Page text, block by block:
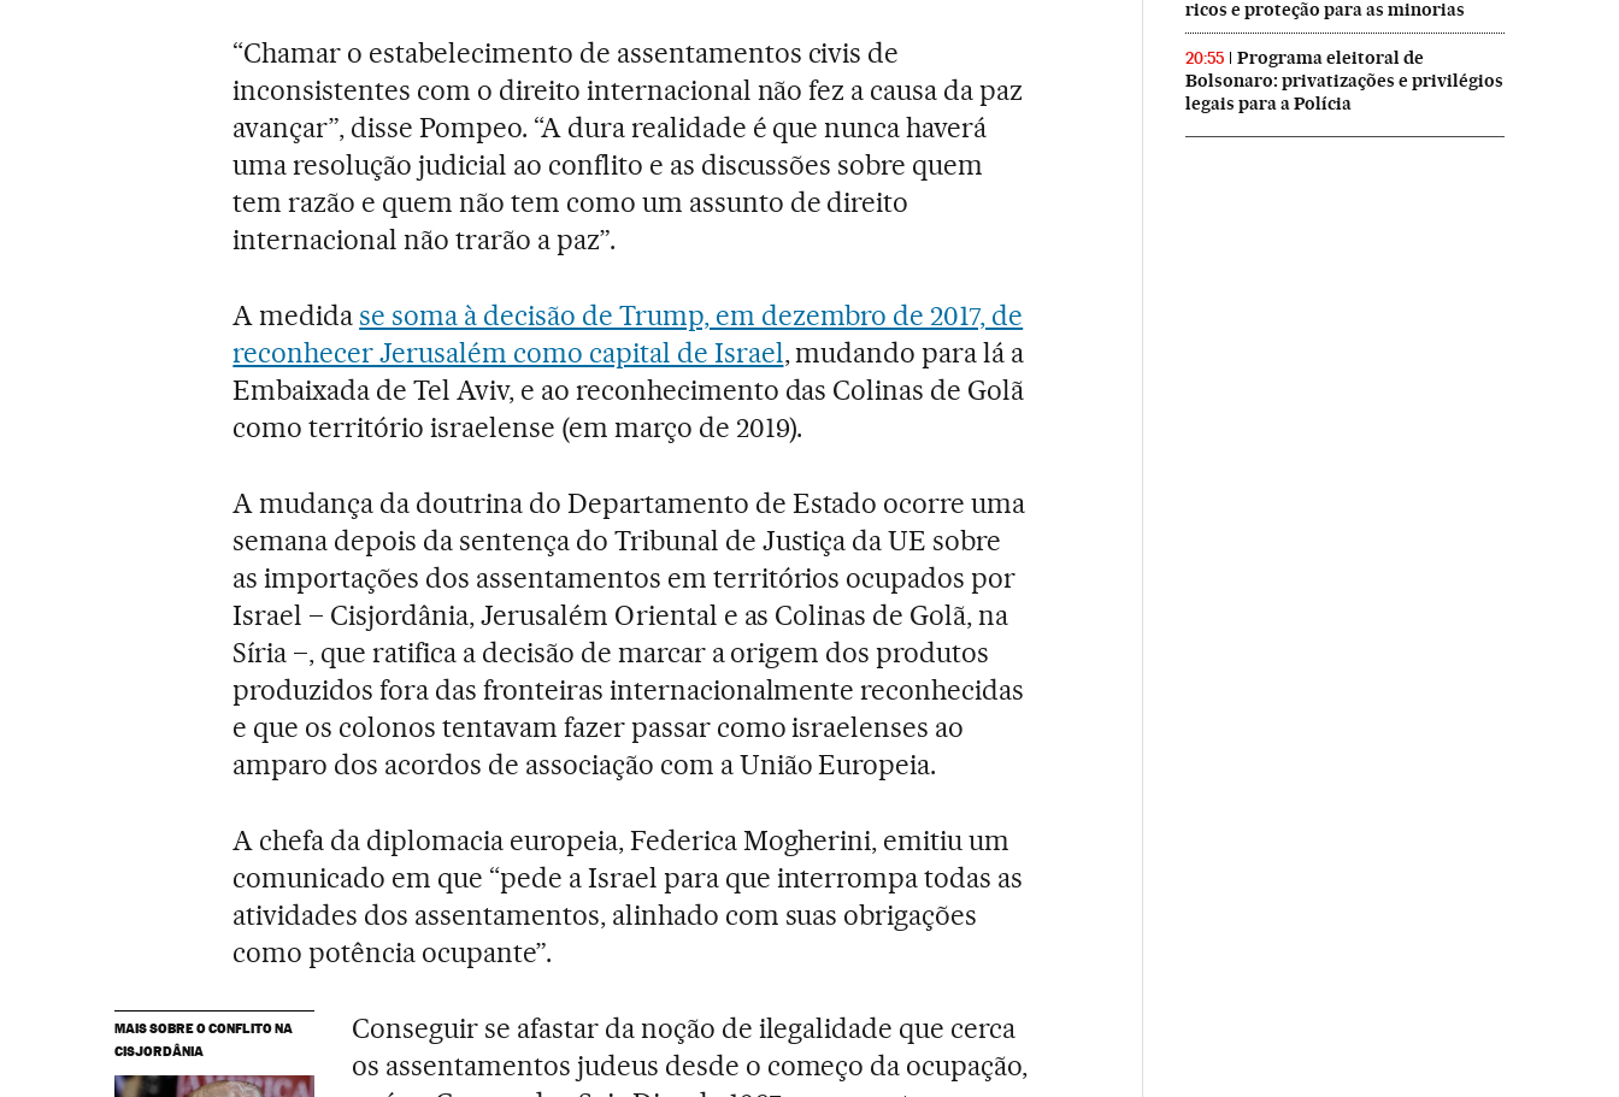
“Chamar o estabelecimento de assentamentos civis de
inconsistentes com o direito internacional não fez a causa da paz
avançar”, disse Pompeo. “A dura realidade é que nunca haverá
uma resolução judicial ao conflito e as discussões sobre quem
tem razão e quem não tem como um assunto de direito
internacional não trarão a paz”.
A medidase soma à decisão de Trump, em dezembro de 2017, de
reconhecer Jerusalém como capital de Israel, mudando para lá a
Embaixada de Tel Aviv, e ao reconhecimento das Colinas de Golã
como território israelense (em março de 2019).
A mudança da doutrina do Departamento de Estado ocorre uma
semana depois da sentença do Tribunal de Justiça da UE sobre
as importações dos assentamentos em territórios ocupados por
Israel – Cisjordânia, Jerusalém Oriental e as Colinas de Golã, na
Síria –, que ratifica a decisão de marcar a origem dos produtos
produzidos fora das fronteiras internacionalmente reconhecidas
e que os colonos tentavam fazer passar como israelenses ao
amparo dos acordos de associação com a União Europeia.
A chefa da diplomacia europeia, Federica Mogherini, emitiu um
comunicado em que “pede a Israel para que interrompa todas as
atividades dos assentamentos, alinhado com suas obrigações
como potência ocupante”.
MAIS SOBRE O CONFLITO NA
CISJORDÂNIA
Conseguir se afastar da noção de ilegalidade que cerca
os assentamentos judeus desde o começo da ocupação,
ricos e proteção para as minorias
20:55
Programa eleitoral de
Bolsonaro: privatizações e privilégios
legais para a Polícia